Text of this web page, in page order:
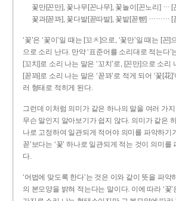
꽃만[꼰만], 꽃나무[꼰나무], 꽃놀이[꼰노리] … [
꽃과[꼳꽈], 꽃다발[꼳따발], 꽃밭[꼳빧] ……… [
‘꽃’은 ‘꽃이’일 때는 [꼬ㅊ]으로, ‘꽃만’일 때는 [꼰]
으로 소리 난다. 만약 ‘표준어를 소리대로 적는다’
[꼬치]로 소리 나는 말은 ‘꼬치’로, [꼰만]으로 소리
[꼳꽈]로 소리 나는 말은 ‘꼳꽈’로 적게 되어 ‘꽃[花
러 형태로 적히게 된다.
그런데 이처럼 의미가 같은 하나의 말을 여러 가지
무슨 말인지 알아보기가 쉽지 않다. 의미가 같은
나로 고정하여 일관되게 적어야 의미를 파악하기
꼳’보다는 ‘꽃’ 하나로 일관되게 적는 것이 의미를
다.
‘어법에 맞도록 한다’는 것은 이와 같이 뜻을 파악
의 본모양을 밝혀 적는다는 말이다. 이에 따라 ‘꽃’